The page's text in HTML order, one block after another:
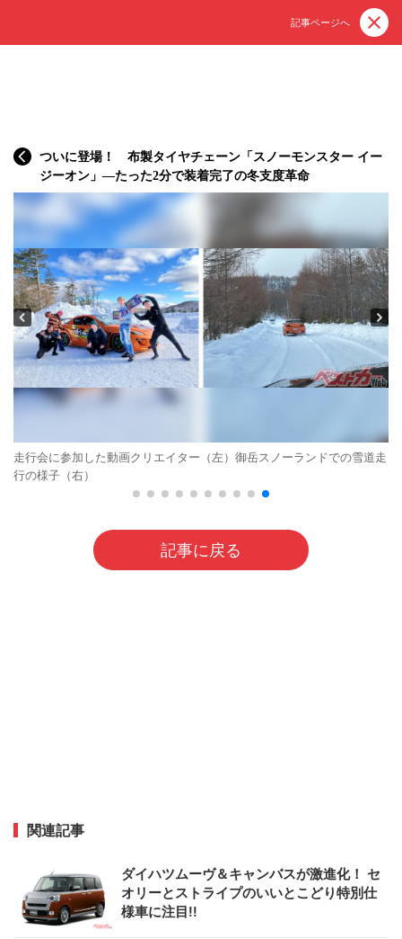
記事ページへ
ついに登場！ 布製タイヤチェーン「スノーモンスター イー
ジーオン」—たった2分で装着完了の冬支度革命
走行会に参加した動画クリエイター（左）御岳スノーランドでの雪道走
行の様子（右）
記事に戻る
関連記事
ダイハツムーヴ＆キャンバスが激進化！ セ
オリーとストライプのいいとこどり特別仕
様車に注目!!